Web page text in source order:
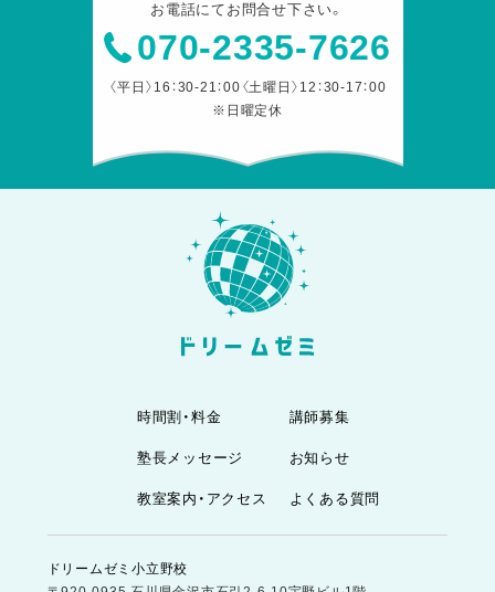
お電話にてお問合せ下さい。
070-2335-7626
〈平日〉16：30-21：00〈土曜日〉12：30-17：00
※日曜定休
時間割・料金
塾長メッセージ
教室案内・アクセス
講師募集
お知らせ
よくある質問
ドリームゼミ小立野校